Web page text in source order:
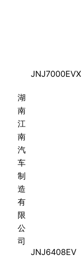
湖
南
江
南
汽
车
制
造
有
限
公
司
JNJ7000EVX
JNJ6408EV